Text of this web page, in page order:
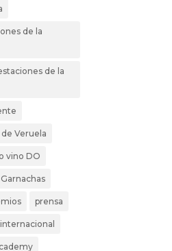
de la
de la
Veruela
vino DO
prensa